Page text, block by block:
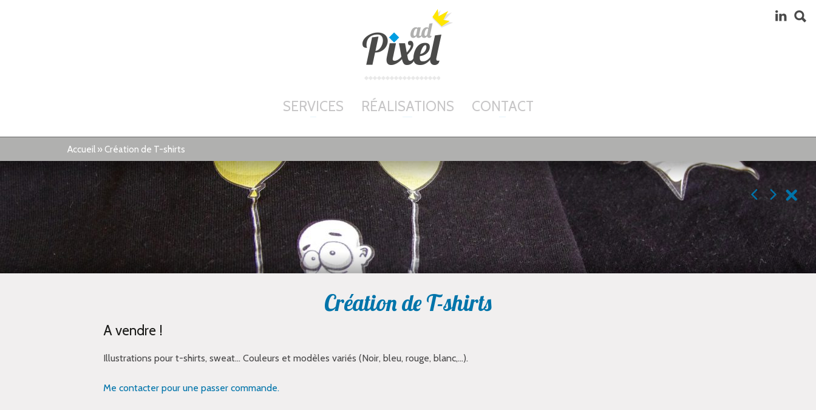
SERVICES RÉALISATIONS CONTACT
Accueil » Création de T-shirts
Création de T-shirts
A vendre !
Illustrations pour t-shirts, sweat… Couleurs et modèles variés (Noir, bleu, rouge, blanc,…).
Me contacter pour une passer commande.